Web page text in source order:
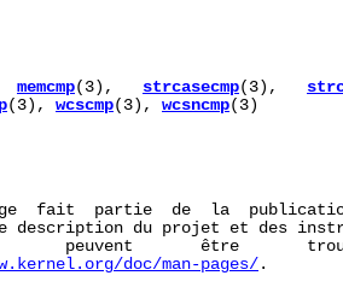
memcmp(3), strcasecmp(3),
(3), wcscmp(3), wcsncmp(3)
fait  partie  de  la
description du projet et des
peuvent       être
doc/man-pages/ .